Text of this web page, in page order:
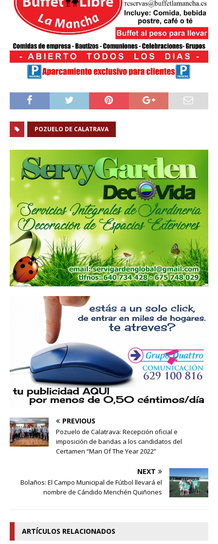
POZUELO DE CALATRAVA
PREVIOUS
Pozuelo de Calatrava: Recepción oficial e
imposición de bandas a los candidatos del
Certamen “Man Of The Year 2022”
NEXT
Bolaños: El Campo Municipal de Fútbol llevará el
nombre de Cándido Menchén Quiñones
ARTÍCULOS RELACIONADOS